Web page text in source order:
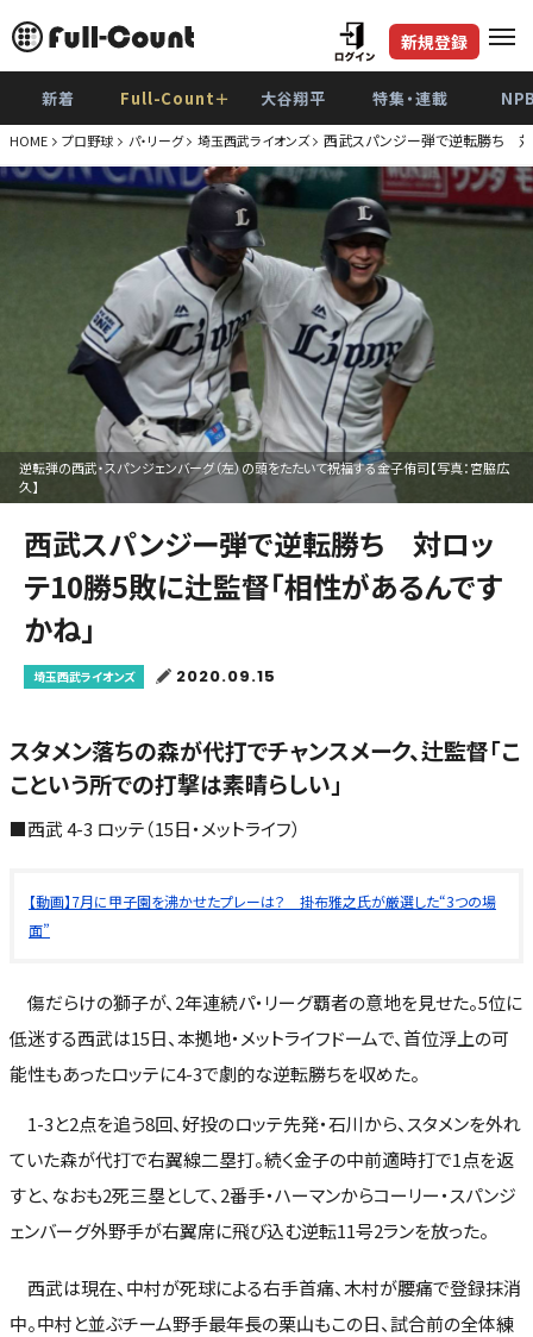
新規登録
新着 Full-Count＋ 大谷翔平 特集・連載
HOME プロ野球 パ・リーグ 埼玉西武ライオンズ 西武スパンジー弾で逆転勝ち 対
逆転弾の西武・スパンジェンバーグ（左）の頭をたたいて祝福する金子侑司【写真：宮脇広
久】
西武スパンジー弾で逆転勝ち 対ロッ
テ10勝5敗に辻監督「相性があるんです
かね」
埼玉西武ライオンズ 2020.09.15
スタメン落ちの森が代打でチャンスメーク、辻監督「こ
こという所での打撃は素晴らしい」
■西武 4-3 ロッテ（15日・メットライフ）
【動画】7月に甲子園を沸かせたプレーは？ 掛布雅之氏が厳選した“3つの場
面”
傷だらけの獅子が、2年連続パ・リーグ覇者の意地を見せた。5位に
低迷する西武は15日、本拠地・メットライフドームで、首位浮上の可
能性もあったロッテに4-3で劇的な逆転勝ちを収めた。
1-3と2点を追う8回、好投のロッテ先発・石川から、スタメンを外れ
ていた森が代打で右翼線二塁打。続く金子の中前適時打で1点を返
すと、なおも2死三塁として、2番手・ハーマンからコーリー・スパンジ
ェンバーグ外野手が右翼席に飛び込む逆転11号2ランを放った。
西武は現在、中村が死球による右手首痛、木村が腰痛で登録抹消
中。中村と並ぶチーム野手最年長の栗山もこの日、試合前の全体練